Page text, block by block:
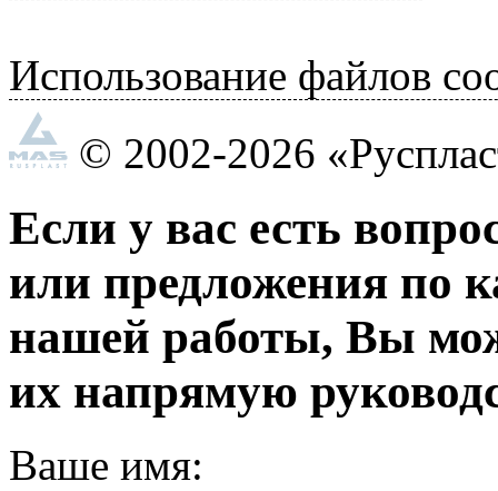
Использование файлов
© 2002-2026
Если у вас есть
или предложения по
нашей работы, Вы
их напрямую
Ваше имя: